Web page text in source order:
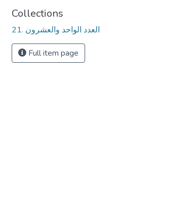
Collections
21. العدد الواحد والعشرون
Full item page